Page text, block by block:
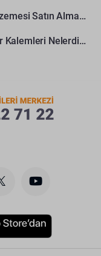
Müteahhitler İçin Toptan İnşaat Malzemesi Satın Alma Rehberi
Maden Ocaklarında En Yüksek Gider Kalemleri Nelerdir?